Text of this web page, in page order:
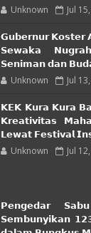
Unknown Jul
𝗚𝘂𝗯𝗲𝗿𝗻𝘂𝗿 𝗞𝗼𝘀𝘁𝗲𝗿
𝗦𝗲𝘄𝗮𝗸𝗮
𝗦𝗲𝗻𝗶𝗺𝗮𝗻 𝗱𝗮𝗻
Unknown Jul
𝗞𝗘𝗞 𝗞𝘂𝗿𝗮 𝗞𝘂𝗿𝗮
𝗞𝗿𝗲𝗮𝘁𝗶𝘃𝗶𝘁𝗮𝘀
𝗟𝗲𝘄𝗮𝘁 𝗙𝗲𝘀𝘁𝗶𝘃𝗮𝗹
Unknown Jul
𝗣𝗲𝗻𝗴𝗲𝗱𝗮𝗿
𝗦𝗲𝗺𝗯𝘂𝗻𝘆𝗶𝗸𝗮𝗻